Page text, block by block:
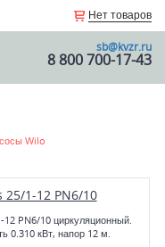
Нет товаров
sb@kvzr.ru
8 800 700-17-43
Wilo
25/1-12 PN6/10
PN6/10 циркуляционный.
0.310 кВт, напор 12 м.